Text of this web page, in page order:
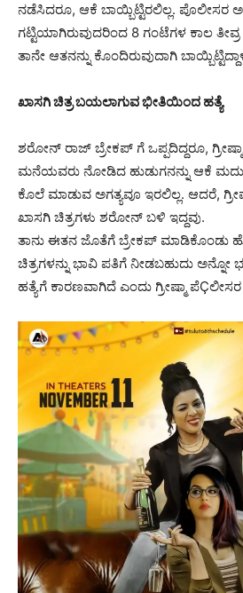
ನಡೆಸಿದರೂ, ಆಕೆ ಬಾಯ್ಬಿಟ್ಟಿರಲಿಲ್ಲ. ಪೊಲೀಸರ
ಗಟ್ಟಿಯಾಗಿರುವುದರಿಂದ 8 ಗಂಟೆಗಳ ಕಾಲ
ತಾನೇ ಆತನನ್ನು ಕೊಂದಿರುವುದಾಗಿ
ಖಾಸಗಿ ಚಿತ್ರ ಬಯಲಾಗುವ ಭೀತಿಯಿಂದ ಹತ್ಯೆ
ಶರೋನ್ ರಾಜ್ ಬ್ರೇಕಪ್ ಗೆ ಒಪ್ಪದಿದ್ದರೂ,
ಮನೆಯವರು ನೋಡಿದ ಹುಡುಗನನ್ನು ಆಕೆ
ಕೊಲೆ ಮಾಡುವ ಅಗತ್ಯವೂ ಇರಲಿಲ್ಲ. ಆದರೆ,
ಖಾಸಗಿ ಚಿತ್ರಗಳು ಶರೋನ್ ಬಳಿ ಇದ್ದವು.
ತಾನು ಈತನ ಜೊತೆಗೆ ಬ್ರೇಕಪ್ ಮಾಡಿಕೊಂಡು
ಚಿತ್ರಗಳನ್ನು ಭಾವಿ ಪತಿಗೆ ನೀಡಬಹುದು
ಹತ್ಯೆಗೆ ಕಾರಣವಾಗಿದೆ ಎಂದು ಗ್ರೀಷ್ಮಾ